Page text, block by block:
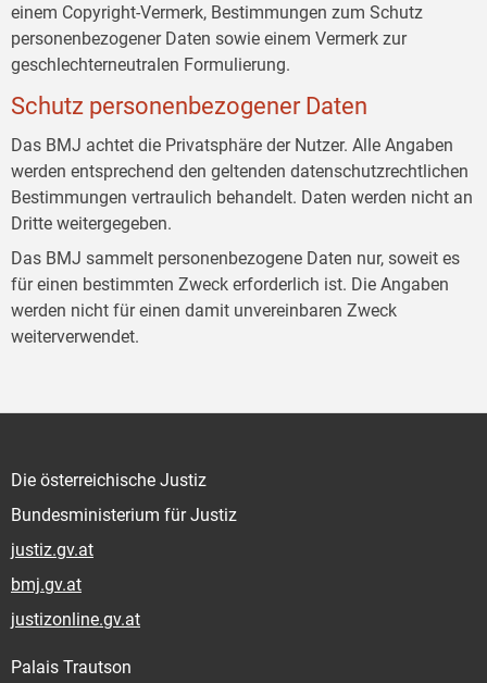
einem Copyright-Vermerk, Bestimmungen zum Schutz
personenbezogener Daten sowie einem Vermerk zur
geschlechterneutralen Formulierung.
Schutz personenbezogener Daten
Das BMJ achtet die Privatsphäre der Nutzer. Alle Angaben
werden entsprechend den geltenden datenschutzrechtlichen
Bestimmungen vertraulich behandelt. Daten werden nicht an
Dritte weitergegeben.
Das BMJ sammelt personenbezogene Daten nur, soweit es
für einen bestimmten Zweck erforderlich ist. Die Angaben
werden nicht für einen damit unvereinbaren Zweck
weiterverwendet.
Die österreichische Justiz
Bundesministerium für Justiz
justiz.gv.at
bmj.gv.at
justizonline.gv.at
Palais Trautson